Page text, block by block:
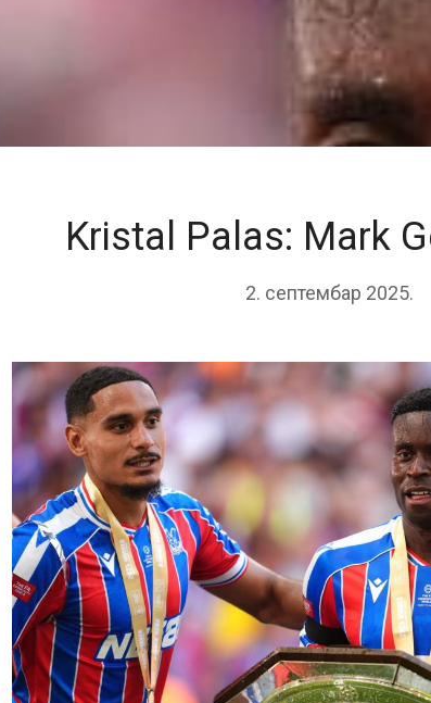
Kristal Palas: Mark
2. септембар 2025.